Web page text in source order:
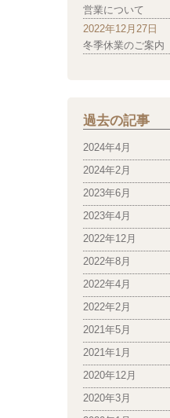
営業について
2022年12月27日
冬季休業のご案内
過去の記事
2024年4月
2024年2月
2023年6月
2023年4月
2022年12月
2022年8月
2022年4月
2022年2月
2021年5月
2021年1月
2020年12月
2020年3月